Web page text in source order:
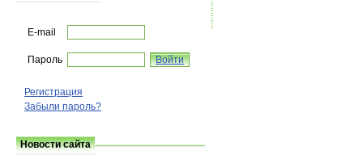
E-mail
Пароль
Регистрация
Забыли пароль?
Новости сайта